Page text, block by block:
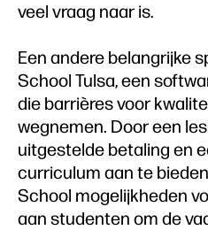
veel vraag naar is.
Een andere belangrijke
School Tulsa, een
die barrières voor
wegnemen. Door een
uitgestelde betaling en
curriculum aan te
School mogelijkheden
aan studenten om de